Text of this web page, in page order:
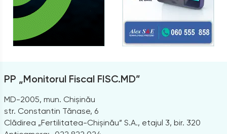
PP „Monitorul Fiscal FISC.MD”
MD-2005, mun. Chișinău
str. Constantin Tănase, 6
Clădirea „Fertilitatea-Chișinău” S.A., etajul 3, bir. 320